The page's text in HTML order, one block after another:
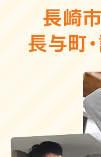
長崎
長与町